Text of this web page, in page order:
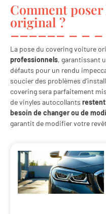
Comment
original ?
La pose du covering voiture
professionnels, garantissant
défauts pour un rendu
soucier des problèmes
covering sera parfaitement
de vinyles autocollants restent
besoin de changer ou de
garantit de modifier votre